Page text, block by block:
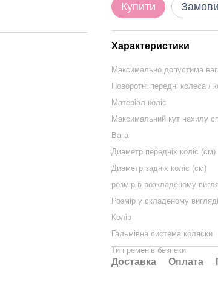
Купити
Характеристики
Максимально допустима
Поворотні передні колеса /
Матеріал коліс
Максимальний кут нахилу
Вага
Диаметр передніх коліс (см)
Диаметр задніх коліс (см)
розмір в розкладеному
Розмір у складеному вигляді
Колір
Гальмівна система коляски
Тип ременів безпеки
Доставка Оплата